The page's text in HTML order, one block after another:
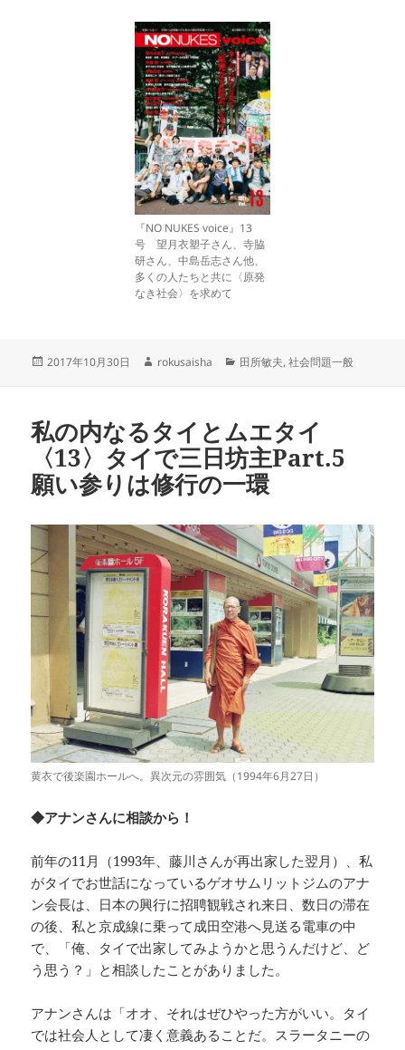
『NO NUKES voice』13
号 望月衣塑子さん、寺脇
研さん、中島岳志さん他、
多くの人たちと共に〈原発
なき社会〉を求めて
投
2017年10月30日
作
rokusaisha
カ
田所敏夫,社会問題一般
私の内なるタイとムエタイ
〈13〉タイで三日坊主Part.5
願い参りは修行の一環
黄衣で後楽園ホールへ。異次元の雰囲気（1994年6月27日）
◆アナンさんに相談から！
前年の11月（1993年、藤川さんが再出家した翌月）、私
がタイでお世話になっているゲオサムリットジムのアナ
ン会長は、日本の興行に招聘観戦され来日、数日の滞在
の後、私と京成線に乗って成田空港へ見送る電車の中
で、「俺、タイで出家してみようかと思うんだけど、ど
う思う？」と相談したことがありました。
アナンさんは「オオ、それはぜひやった方がいい。タイ
では社会人として凄く意義あることだ。スラータニーの